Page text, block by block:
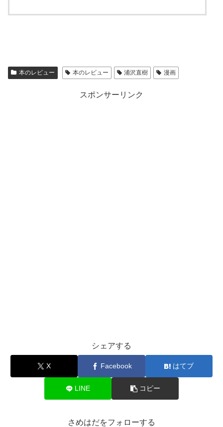
本のレビュー 本のレビュー 浦沢直樹 漫画
スポンサーリンク
シェアする
X Facebook はてブ
LINE コピー
さめはだをフォローする